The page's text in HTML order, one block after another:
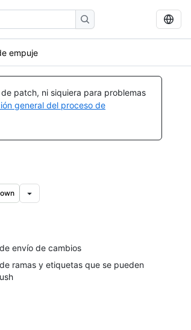
empuje
patch, ni siquiera para problemas
general del proceso de
envío de cambios
ramas y etiquetas que se pueden